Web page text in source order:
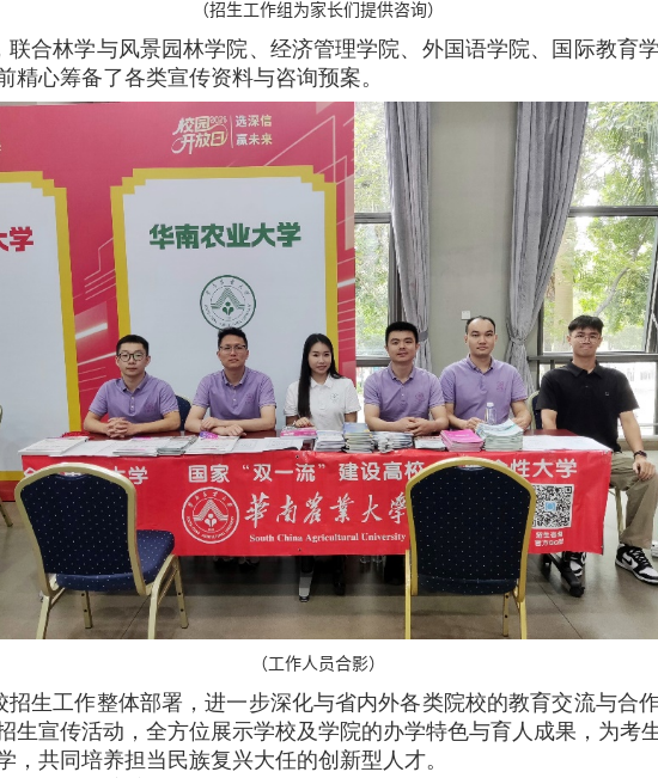
（招生工作组为家长们提供咨询）
合林学与风景园林学院、经济管理学院、外国语学院、国际教育
心筹备了各类宣传资料与咨询预案。
（工作人员合影）
生工作整体部署，进一步深化与省内外各类院校的教育交流与合
生宣传活动，全方位展示学校及学院的办学特色与育人成果，为考
，共同培养担当民族复兴大任的创新型人才。